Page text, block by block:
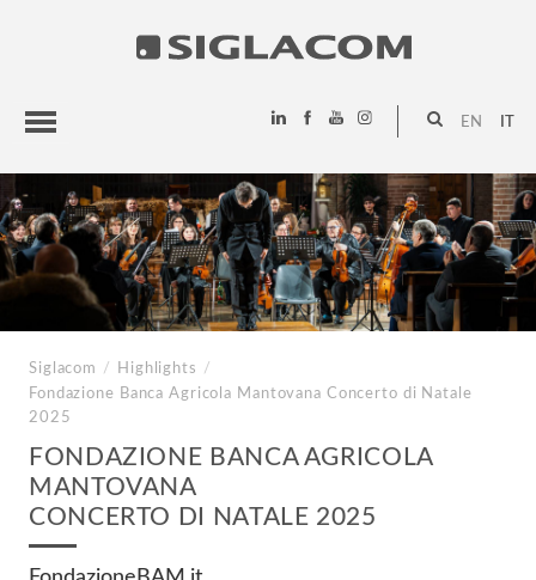
EN
HIGHLIGHTS
PROGETTI
SIGLACOM
Siglacom / Highlights
/
Fondazione Banca Agricola Mantovana Concerto di Natale
2025
FONDAZIONE BANCA AGRICOLA
MANTOVANA
CONCERTO DI NATALE 2025